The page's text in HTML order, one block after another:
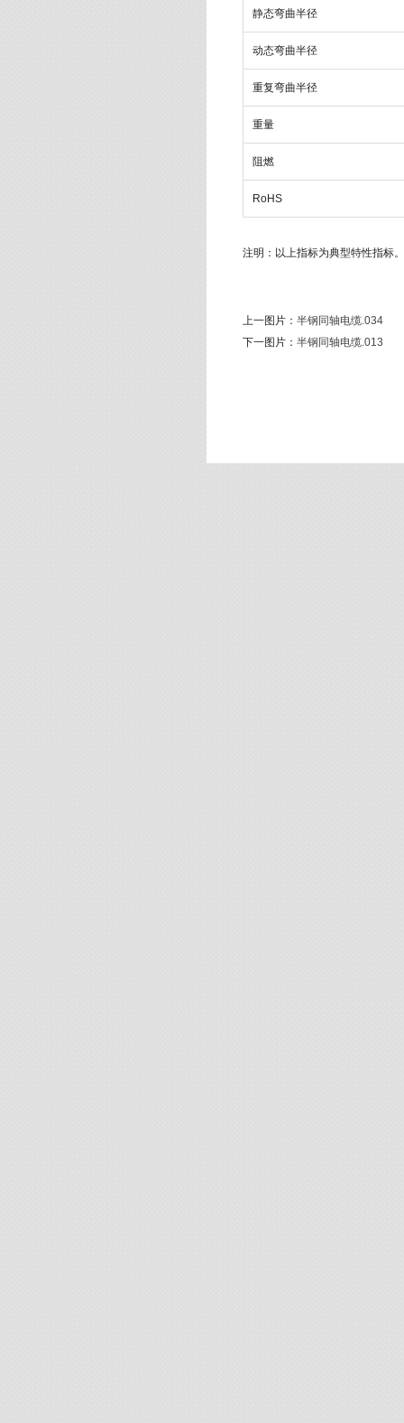
静态弯曲半径
动态弯曲半径
重复弯曲半径
重量
阻燃
RoHS
注明：以上指标为典型特性指标
上一图片： 半钢同轴电缆.034
下一图片： 半钢同轴电缆.013